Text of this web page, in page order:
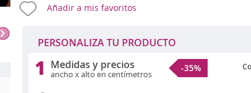
Añadir a mis favoritos
PERSONALIZA TU PRODUCTO
1 Medidas y precios
ancho x alto en centímetros
-35%